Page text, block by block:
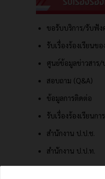
ขอรับบริการ/รับฟั
รับเรื่องร้องเรียนข
ศูนย์ข้อมูลข่าวสาร
สอบถาม (Q&A)
ข้อมูลการติดต่อ
รับเรื่องร้องเรียนก
สำนักงาน ป.ป.ช.
สำนักงาน ป.ป.ท.